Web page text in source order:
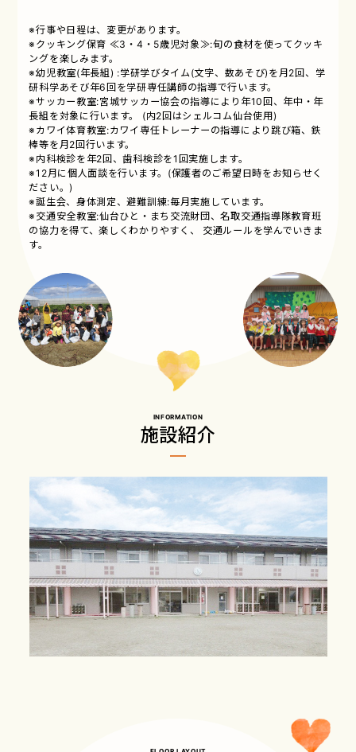
※行事や日程は、変更があります。
※クッキング保育 ≪3・4・5歳児対象≫:旬の食材を使ってクッキ
ングを楽しみます。
※幼児教室(年長組) :学研学びタイム(文字、数あそび)を月2回、学
研科学あそび年6回を学研専任講師の指導で行います。
※サッカー教室:宮城サッカー協会の指導により年10回、年中・年
長組を対象に行います。 (内2回はシェルコム仙台使用)
※カワイ体育教室:カワイ専任トレーナーの指導により跳び箱、鉄
棒等を月2回行います。
※内科検診を年2回、歯科検診を1回実施します。
※12月に個人面談を行います。(保護者のご希望日時をお知らせく
ださい。)
※誕生会、身体測定、避難訓練:毎月実施しています。
※交通安全教室:仙台ひと・まち交流財団、名取交通指導隊教育班
の協力を得て、楽しくわかりやすく、 交通ルールを学んでいきま
す。
INFORMATION
施設紹介